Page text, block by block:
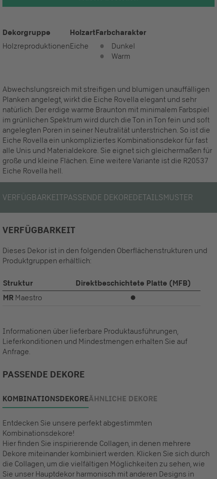
Dekorgruppe
Holzreproduktionen
Holzart
Eiche
Farbcharakter
Dunkel
Warm
Abwechslungsreich mit streifigen und blumigen unauffälligen
Planken angelegt, wirkt die Eiche Rovella elegant und sehr
natürlich. Der erdige warme Braunton mit minimalem Farbspiel
im grünlichen Spektrum wird durch die Ton in Ton fein und soft
angelegten Poren in seiner Neutralität unterstrichen. So ist die
Eiche Rovella ein unkompliziertes Kombinationsdekor für fast
alle Unis und Materialdekore. Sie eignet sich gleichermaßen für
große und kleine Flächen. Eine weitere Variante ist die R20537
Eiche Rovella hell.
VERFÜGBARKEITPASSENDE DEKOREDETAILSMUSTER
VERFÜGBARKEIT
Dieses Dekor ist in den folgenden Oberflächenstrukturen und
Produktgruppen erhältlich:
Struktur
Direktbeschichtete Platte (MFB)
MR Maestro ⏺
Informationen über lieferbare Produktausführungen,
Lieferkonditionen und Mindestmengen erhalten Sie auf
Anfrage.
PASSENDE DEKORE
KOMBINATIONSDEKOREÄHNLICHE DEKORE
Entdecken Sie unsere perfekt abgestimmten
Kombinationsdekore!
Hier finden Sie inspirierende Collagen, in denen mehrere
Dekore miteinander kombiniert werden. Klicken Sie sich durch
die Collagen, um die vielfältigen Möglichkeiten zu sehen, wie
Sie unser Hauptdekor harmonisch mit anderen Designs in